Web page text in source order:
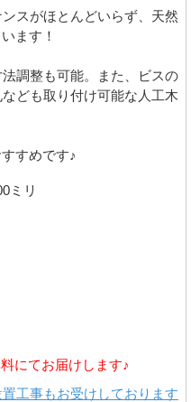
スがほとんどいらず、天然
ます！
調整も可能。また、ビスの
ども取り付け可能な人工木
すめです♪
ミリ
にてお届けします♪
工事もお受けしております